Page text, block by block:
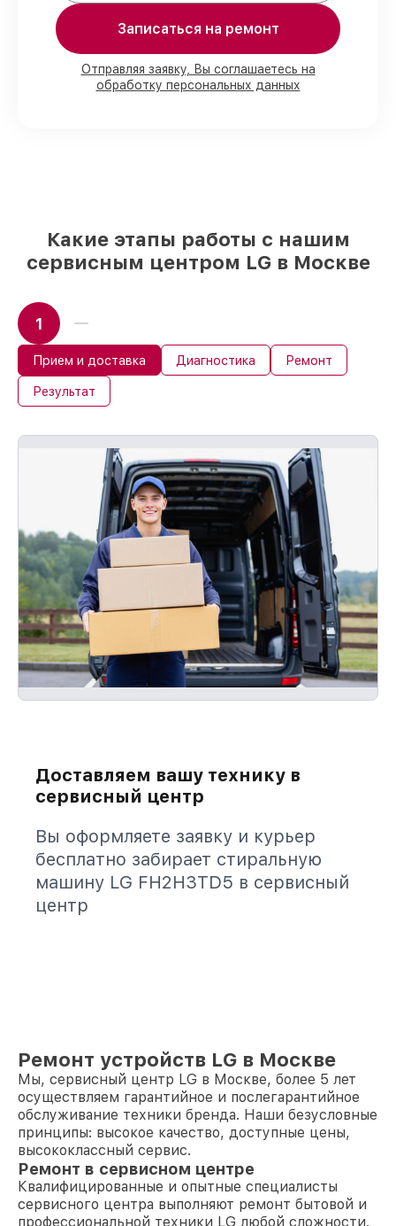
возможностью личного присутствия
владельца
комплектующих LG имеются на
складе в Москве, остальные поступают
оперативно
Записаться на ремонт
Отправляя заявку, Вы соглашаетесь на
обработку персональных данных
Какие этапы работы с нашим
сервисным центром LG в Москве
1
Прием и доставка Диагностика Ремонт
Результат
Доставляем вашу технику в
сервисный центр
Вы оформляете заявку и курьер
бесплатно забирает стиральную
машину LG FH2H3TD5 в сервисный
центр
Ремонт устройств LG в Москве
Мы, сервисный центр LG в Москве, более 5 лет
осуществляем гарантийное и послегарантийное
обслуживание техники бренда. Наши безусловные
принципы: высокое качество, доступные цены,
высококлассный сервис.
Ремонт в сервисном центре
Квалифицированные и опытные специалисты
сервисного центра выполняют ремонт бытовой и
профессиональной техники LG любой сложности.